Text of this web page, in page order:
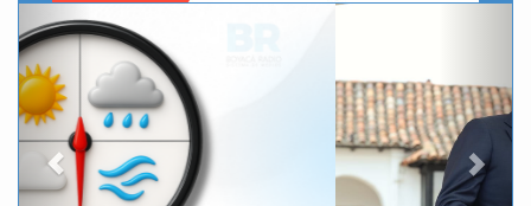
Previous